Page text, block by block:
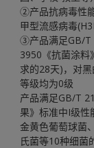
②产品抗病毒性
甲型流感病毒
③产品满足GB/T
3950《抗菌涂料
求的28天)，对
等级均为0级
产品满足GB/T
果》标准中I级性
金黄色葡萄球菌
氏菌等10种细菌